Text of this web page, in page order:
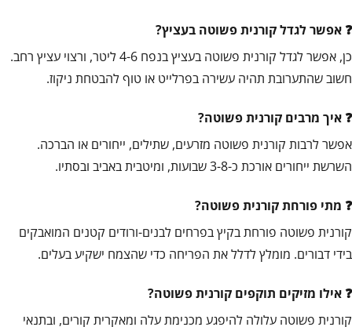
אפשר לגדל קורנית פשוטה בעציץ?
כן, אפשר לגדל קורנית פשוטה בעציץ בנפח 4-6 ליטר, ורצוי עציץ רחב.
חשוב שהתערובת תהיה עשירה בפרלייט או טוף להבטחת ניקוז.
איך מרבים קורנית פשוטה?
אפשר לרבות קורנית פשוטה מזרעים, שתילים, ייחורים או הברכה.
השרשת ייחורים אורכת כ-3-8 שבועות, ומיטבית באביב ובסתיו.
מתי פורחת קורנית פשוטה?
קורנית פשוטה פורחת בקיץ בפרחים לבנים-ורודים קטנים המואבקים
בידי דבורים. מומלץ לדלל את הפריחה כדי שהצמח ישקיע בעלים.
אילו מזיקים תוקפים קורנית פשוטה?
קורנית פשוטה עלולה להיפגע מכנימת עלה ומאקרית קורים, ובתנאי